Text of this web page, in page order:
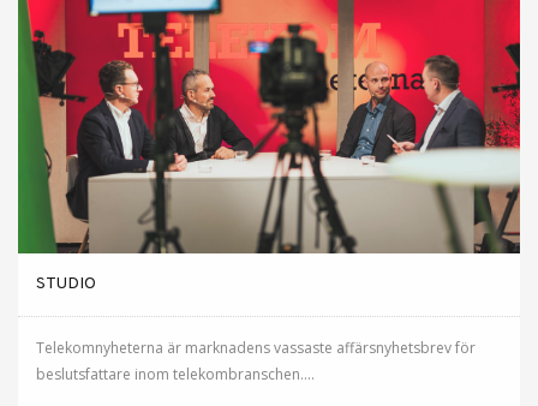
STUDIO
Telekomnyheterna är marknadens vassaste affärsnyhetsbrev för
beslutsfattare inom telekombranschen....